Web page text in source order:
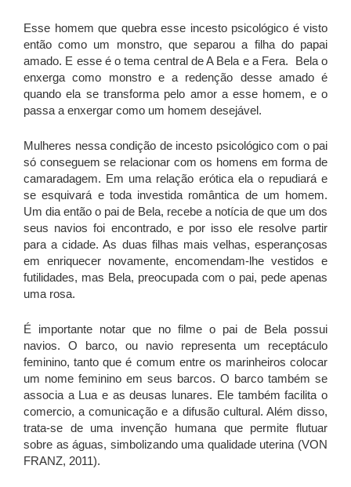
Esse homem que quebra esse incesto psicológico é visto
então como um monstro, que separou a filha do papai
amado. E esse é o tema central de A Bela e a Fera. Bela o
enxerga como monstro e a redenção desse amado é
quando ela se transforma pelo amor a esse homem, e o
passa a enxergar como um homem desejável.
Mulheres nessa condição de incesto psicológico com o pai
só conseguem se relacionar com os homens em forma de
camaradagem. Em uma relação erótica ela o repudiará e
se esquivará e toda investida romântica de um homem.
Um dia então o pai de Bela, recebe a notícia de que um dos
seus navios foi encontrado, e por isso ele resolve partir
para a cidade. As duas filhas mais velhas, esperançosas
em enriquecer novamente, encomendam-lhe vestidos e
futilidades, mas Bela, preocupada com o pai, pede apenas
uma rosa.
É importante notar que no filme o pai de Bela possui
navios. O barco, ou navio representa um receptáculo
feminino, tanto que é comum entre os marinheiros colocar
um nome feminino em seus barcos. O barco também se
associa a Lua e as deusas lunares. Ele também facilita o
comercio, a comunicação e a difusão cultural. Além disso,
trata-se de uma invenção humana que permite flutuar
sobre as águas, simbolizando uma qualidade uterina (VON
FRANZ, 2011).